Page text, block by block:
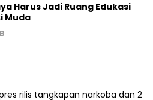
Harus Jadi Ruang Edukasi
Muda